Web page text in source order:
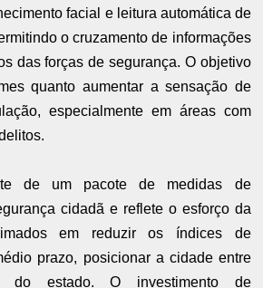
facial e leitura automática de
o cruzamento de informações
das forças de segurança. O objetivo
quanto aumentar a sensação de
especialmente em áreas com
de um pacote de medidas de
cidadã e reflete o esforço da
em reduzir os índices de
prazo, posicionar a cidade entre
do estado. O investimento de